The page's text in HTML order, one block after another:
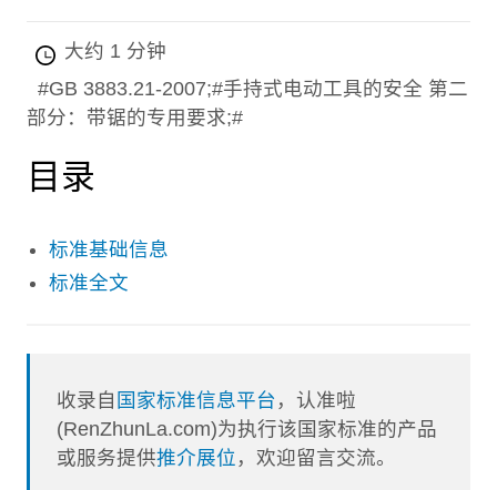
大约 1 分钟
#GB 3883.21-2007;#手持式电动工具的安全 第二
部分：带锯的专用要求;#
目录
标准基础信息
标准全文
收录自 国家标准信息平台 ，认准啦
(RenZhunLa.com)为执行该国家标准的产品
或服务提供推介展位 ，欢迎留言交流。